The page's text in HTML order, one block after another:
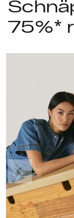
75%*
Vorherige